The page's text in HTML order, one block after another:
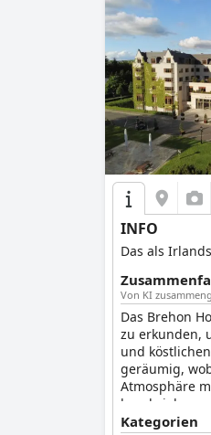
INFO
Das als
Von KI
Das Brehon
zu erkunden,
und
geräumig,
Atmosphäre
beschrieben
alle, die ein
Kategorien